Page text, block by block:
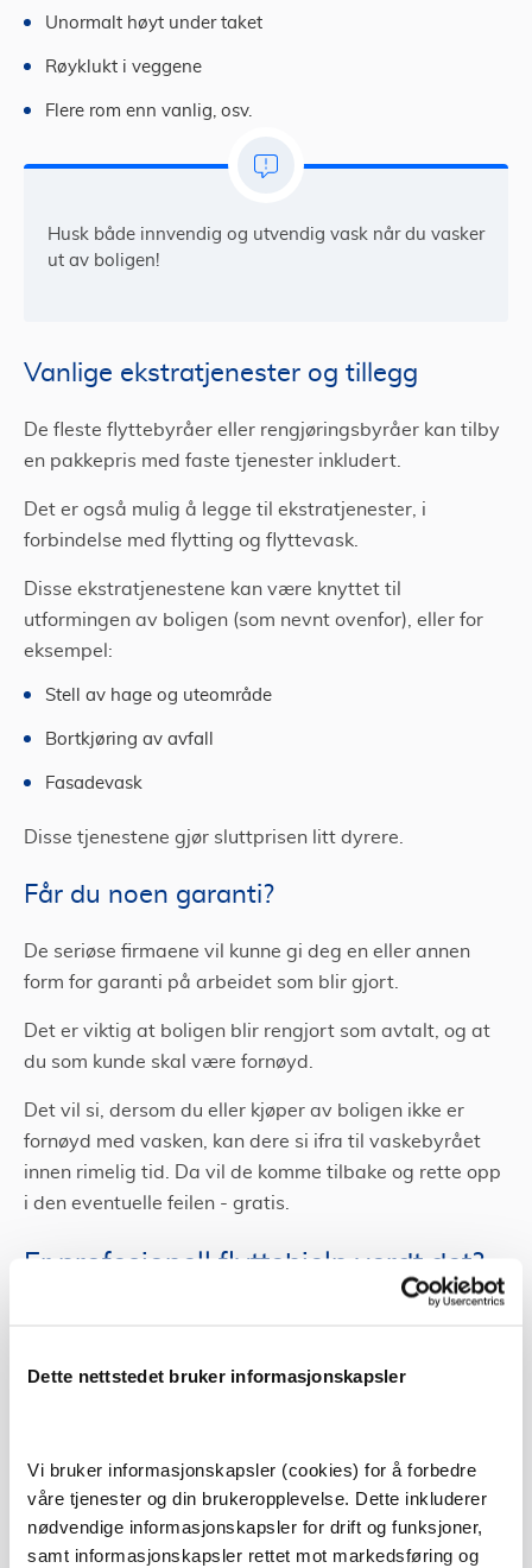
Dette nettstedet bruker informasjonskapsler
Vi bruker informasjonskapsler (cookies) for å forbedre
våre tjenester og din brukeropplevelse. Dette inkluderer
nødvendige informasjonskapsler for drift og funksjoner,
samt informasjonskapsler rettet mot markedsføring og
Unormalt høyt under taket
Røyklukt i veggene
Flere rom enn vanlig, osv.
Husk både innvendig og utvendig vask når du vasker
ut av boligen!
Vanlige ekstratjenester og tillegg
De fleste flyttebyråer eller rengjøringsbyråer kan tilby
en pakkepris med faste tjenester inkludert.
Det er også mulig å legge til ekstratjenester, i
forbindelse med flytting og flyttevask.
Disse ekstratjenestene kan være knyttet til
utformingen av boligen (som nevnt ovenfor), eller for
eksempel:
Stell av hage og uteområde
Bortkjøring av avfall
Fasadevask
Disse tjenestene gjør sluttprisen litt dyrere.
Får du noen garanti?
De seriøse firmaene vil kunne gi deg en eller annen
form for garanti på arbeidet som blir gjort.
Det er viktig at boligen blir rengjort som avtalt, og at
du som kunde skal være fornøyd.
Det vil si, dersom du eller kjøper av boligen ikke er
fornøyd med vasken, kan dere si ifra til vaskebyrået
innen rimelig tid. Da vil de komme tilbake og rette opp
i den eventuelle feilen - gratis.
Er profesjonell flyttehjelp verdt det?
som for eksempel hvor mye tid og energi du har til å
De aller fleste synes det er deilig å overlate
vaskejobben til noen profesjonelle. Siden mange føler
dette, har det blitt mer og mer vanlig å leie inn hjelp i
forbindelse med flytting.